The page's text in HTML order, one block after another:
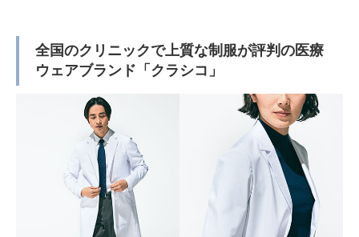
全国のクリニックで上質な制服が評判の医療
ウェアブランド「クラシコ」